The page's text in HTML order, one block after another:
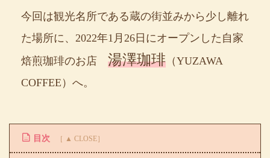
今回は観光名所である蔵の街並みから少し離れ
た場所に、2022年1月26日にオープンした自家
焙煎珈琲のお店 湯澤珈琲 （YUZAWA
COFFEE）へ。
目次